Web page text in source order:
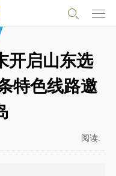
开启山东选
特色线路邀
阅读: